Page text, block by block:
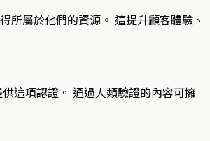
所屬於他們的資源。 這提升顧客體驗、
這項認證。 通過人類驗證的內容可擁